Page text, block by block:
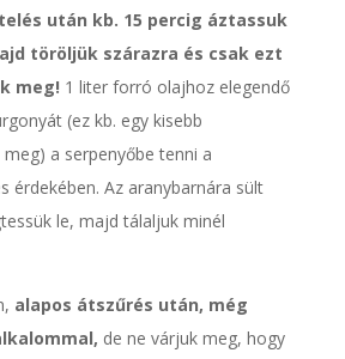
után kb. 15 percig áztassuk
töröljük szárazra és csak ezt
meg! 1 liter forró olajhoz elegendő
(ez kb. egy kisebb
a serpenyőbe tenni a
érdekében. Az aranybarnára sült
le, majd tálaljuk minél
alapos átszűrés után, még
de ne várjuk meg, hogy